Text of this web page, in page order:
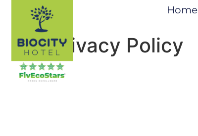
Home
Privacy Policy